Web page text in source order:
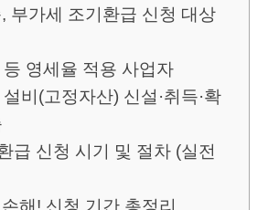
부가세 조기환급 신청 대상
등 영세율 적용 사업자
비(고정자산) 신설·취득·확
급 신청 시기 및 절차 (실전
해! 신청 기간 총정리